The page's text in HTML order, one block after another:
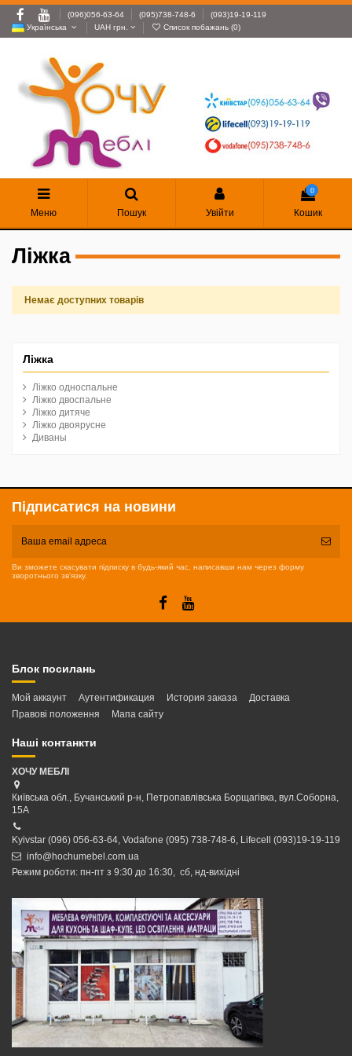
(096)056-63-64 (095)738-748-6
(093)19-19-119
Українська
UAH грн. Список побажань (0)
Меню Пошук Увійти
0
Кошик
Ліжка
Немає доступних товарів
Ліжка
Ліжко односпальне
Ліжко двоспальне
Ліжко дитяче
Ліжко двоярусне
Диваны
Підписатися на новини
Ви зможете скасувати підписку в будь-який час, написавши нам через форму
зворотнього зв'язку.
Блок посилань
Мой аккаунт Аутентификация История заказа
Доставка
Правові положення
Мапа сайту
Наші контанкти
ХОЧУ МЕБЛІ
Київська обл., Бучанський р-н, Петропавлівська Борщагівка, вул.Соборна,
15А
Kyivstar (096) 056-63-64, Vodafone (095) 738-748-6, Lifecell (093)19-19-119
info@hochumebel.com.ua
Режим роботи: пн-пт з 9:30 до 16:30, сб, нд-вихідні